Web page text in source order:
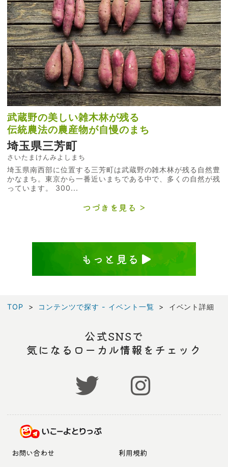
武蔵野の美しい雑木林が残る
伝統農法の農産物が自慢のまち
埼玉県三芳町
さいたまけんみよしまち
埼玉県南西部に位置する三芳町は武蔵野の雑木林が残る自然豊
かなまち。東京から一番近いまちである中で、多くの自然が残
っています。 300...
つづきを見る
もっと見る
TOP コンテンツで探す - イベント一覧 イベント詳細
公式SNSで
気になるローカル情報をチェック
お問い合わせ
利用規約